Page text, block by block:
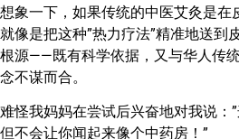
想象一下，如果传统的中医艾灸是在
就像是把这种”热力疗法”精准地送到
根源——既有科学依据，又与华人传
念不谋而合。
难怪我妈妈在尝试后兴奋地对我说：
但不会让你闻起来像个中药房！”